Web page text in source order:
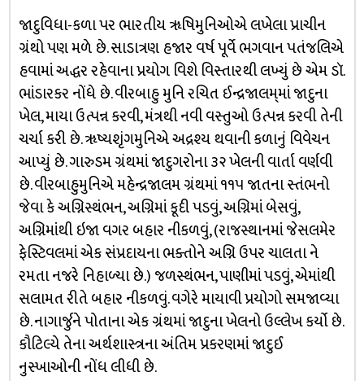
જાદુવિધા-કળા પર ભારતીય ૠષિમુનિઓએ લખેલા પ્રાચીન
ગ્રંથો પણ મળે છે. સાડાત્રણ હજાર વર્ષ પૂર્વે ભગવાન પતંજલિએ
હવામાં અદ્ધર રહેવાના પ્રયોગ વિશે વિસ્તારથી લખ્યું છે એમ ડૉ.
ભાંડારકર નોંધે છે. વીરબાહુ મુનિ રચિત ઈન્દ્રજાલમ્‌માં જાદુના
ખેલ, માયા ઉત્પન્ન કરવી, મંત્રથી નવી વસ્તુઓ ઉત્પન્ન કરવી તેની
ચર્ચા કરી છે. ૠષ્યશૃંગમુનિએ અદ્રશ્ય થવાની કળાનું વિવેચન
આપ્યું છે. ગારુડમ ગ્રંથમાં જાદુગરોના ૩૨ ખેલની વાર્તા વર્ણવી
છે. વીરબાહુમુનિએ મહેન્દ્રજાલમ ગ્રંથમાં ૧૧૫ જાતના સ્તંભનો
જેવા કે અગ્નિસ્થંભન, અગ્નિમાં કૂદી પડવું, અગ્નિમાં બેસવું,
અગ્નિમાંથી ઇજા વગર બહાર નીકળવું, (રાજસ્થાનમાં જેસલમેર
ફેસ્ટિવલમાં એક સંપ્રદાયના ભક્તોને અગ્નિ ઉપર ચાલતા ને
રમતા નજરે નિહાળ્યા છે.) જળસ્થંભન, પાણીમાં પડવું, એમાંથી
સલામત રીતે બહાર નીકળવું. વગેરે માયાવી પ્રયોગો સમજાવ્યા
છે. નાગાર્જુને પોતાના એક ગ્રંથમાં જાદુના ખેલનો ઉલ્લેખ કર્યો છે.
કૌટિલ્યે તેના અર્થશાસ્ત્રના અંતિમ પ્રકરણમાં જાદુઈ
નુસ્ખાઓની નોંધ લીધી છે.